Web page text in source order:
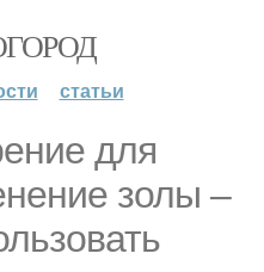
статьи
для
золы –